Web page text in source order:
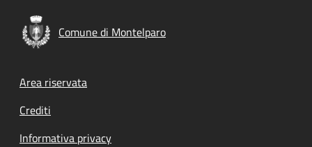
Comune di Montelparo
Footer menu
Area riservata
Crediti
Informativa privacy